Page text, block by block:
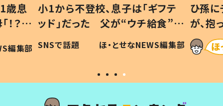
歳息
？」
編集部
小1から不登校、息子は「ギフテ
ッド」だった 父が“ウチ給食”を
作り続ける理由とは #令和の親
#令和の子
SNSで話題 ほ・とせなNEWS編集部
ひ孫
が、
「涙が
い」